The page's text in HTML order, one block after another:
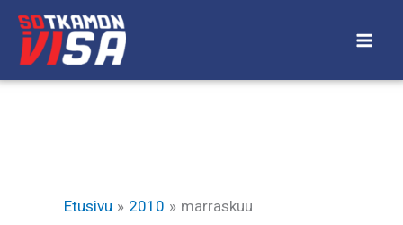
Siirry
sisältöön
Etusivu 2010 marraskuu